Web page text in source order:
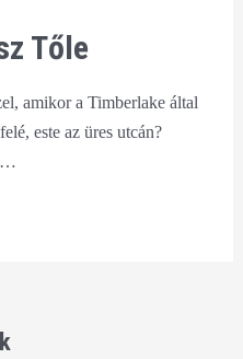
Tőle
amikor a Timberlake által
este az üres utcán?
…